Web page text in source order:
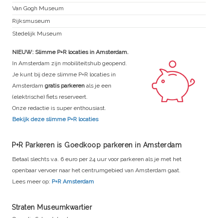
Van Gogh Museum
Rijksmuseum
Stedelijk Museum
NIEUW: Slimme P+R locaties in Amsterdam.
In Amsterdam zijn mobiliteitshub geopend.
Je kunt bij deze slimme P+R locaties in
Amsterdam gratis parkeren als je een
(elektrische) fiets reserveert.
Onze redactie is super enthousiast.
Bekijk deze slimme P+R locaties
P+R Parkeren is Goedkoop parkeren in Amsterdam
Betaal slechts v.a. 6 euro per 24 uur voor parkeren als je met het
openbaar vervoer naar het centrumgebied van Amsterdam gaat.
Lees meer op: P+R Amsterdam
Straten Museumkwartier